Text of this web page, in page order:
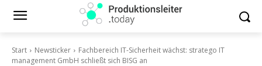
Start Newsticker
Fachbereich IT-Sicherheit wächst: stratego IT
management GmbH schließt sich BISG an